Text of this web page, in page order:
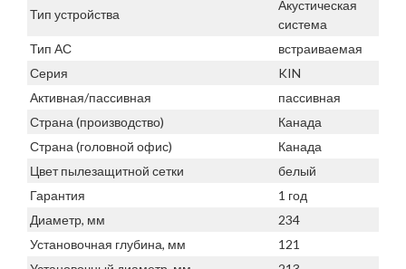
Тип устройства
Акустическая
система
Тип АС
встраиваемая
Серия
KIN
Активная/пассивная
пассивная
Страна (производство)
Канада
Страна (головной офис)
Канада
Цвет пылезащитной сетки
белый
Гарантия
1 год
Диаметр, мм
234
Установочная глубина, мм
121